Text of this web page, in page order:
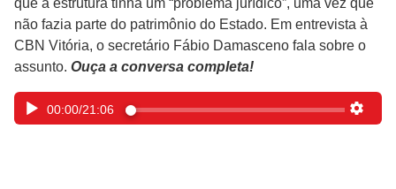
que a estrutura tinha um “problema jurídico”, uma vez que
não fazia parte do patrimônio do Estado. Em entrevista à
CBN Vitória, o secretário Fábio Damasceno fala sobre o
assunto. Ouça a conversa completa!
00:00/21:06